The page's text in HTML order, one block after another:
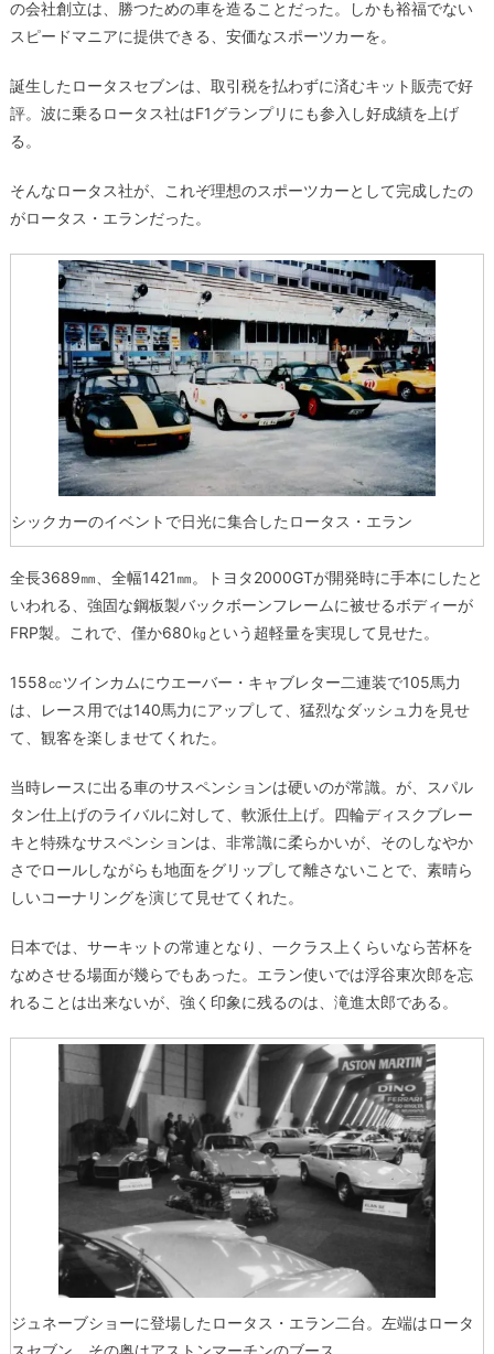
の会社創立は、勝つための車を造ることだった。しかも裕福でない
スピードマニアに提供できる、安価なスポーツカーを。
誕生したロータスセブンは、取引税を払わずに済むキット販売で好
評。波に乗るロータス社はF1グランプリにも参入し好成績を上げ
る。
そんなロータス社が、これぞ理想のスポーツカーとして完成したの
がロータス・エランだった。
シックカーのイベントで日光に集合したロータス・エラン
全長3689㎜、全幅1421㎜。トヨタ2000GTが開発時に手本にしたと
いわれる、強固な鋼板製バックボーンフレームに被せるボディーが
FRP製。これで、僅か680㎏という超軽量を実現して見せた。
1558㏄ツインカムにウエーバー・キャブレター二連装で105馬力
は、レース用では140馬力にアップして、猛烈なダッシュ力を見せ
て、観客を楽しませてくれた。
当時レースに出る車のサスペンションは硬いのが常識。が、スパル
タン仕上げのライバルに対して、軟派仕上げ。四輪ディスクブレー
キと特殊なサスペンションは、非常識に柔らかいが、そのしなやか
さでロールしながらも地面をグリップして離さないことで、素晴ら
しいコーナリングを演じて見せてくれた。
日本では、サーキットの常連となり、一クラス上くらいなら苦杯を
なめさせる場面が幾らでもあった。エラン使いでは浮谷東次郎を忘
れることは出来ないが、強く印象に残るのは、滝進太郎である。
ジュネーブショーに登場したロータス・エラン二台。左端はロータ
スセブン。その奥はアストンマーチンのブース